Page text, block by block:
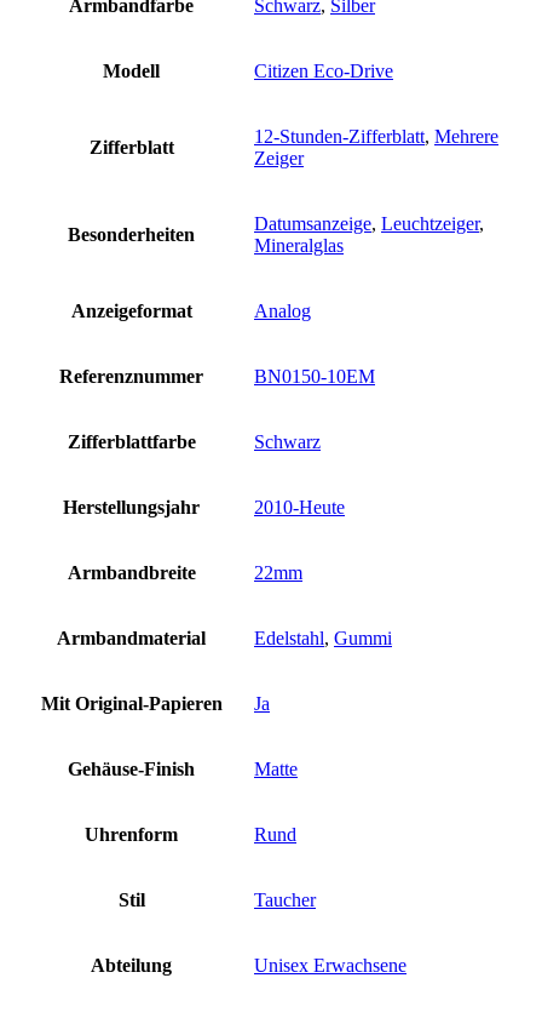
Armbandfarbe Schwarz, Silber
Modell Citizen Eco-Drive
Zifferblatt
12-Stunden-Zifferblatt, Mehrere
Zeiger
Besonderheiten
Datumsanzeige, Leuchtzeiger,
Mineralglas
Anzeigeformat Analog
Referenznummer BN0150-10EM
Zifferblattfarbe Schwarz
Herstellungsjahr 2010-Heute
Armbandbreite 22mm
Armbandmaterial Edelstahl, Gummi
Mit Original-Papieren Ja
Gehäuse-Finish Matte
Uhrenform Rund
Stil Taucher
Abteilung Unisex Erwachsene